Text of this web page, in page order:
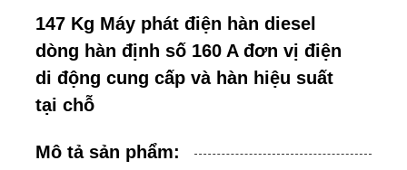
147 Kg Máy phát điện hàn diesel
dòng hàn định số 160 A đơn vị điện
di động cung cấp và hàn hiệu suất
tại chỗ
Mô tả sản phẩm: